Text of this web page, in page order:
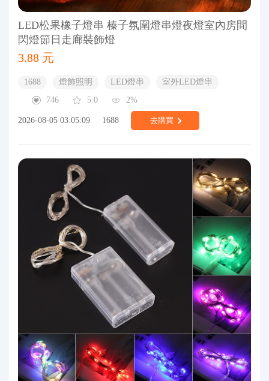
LED松果橡子燈串 榛子氛圍燈串燈夜燈室內房間
閃燈節日走廊裝飾燈
3.88 元
1688 燈飾照明 LED燈串
室外LED燈串
746
5.0 2%
2026-08-05 03:05:09 1688 去購買